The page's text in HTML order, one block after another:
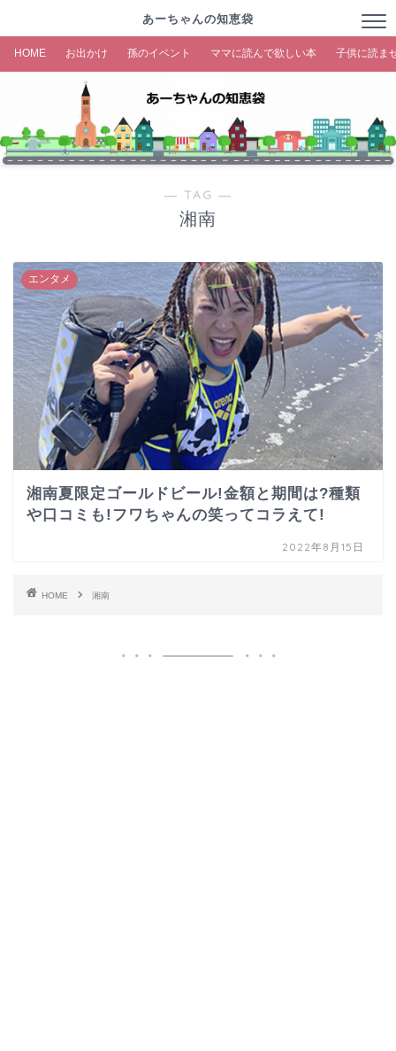
あーちゃんの知恵袋
HOME お出かけ 孫のイベント ママに読んで欲しい本 子供に読ま
― TAG ―
湘南
エンタメ
湘南夏限定ゴールドビール!金額と期間は?種類
や口コミも!フワちゃんの笑ってコラえて!
2022年8月15日
HOME 湘南